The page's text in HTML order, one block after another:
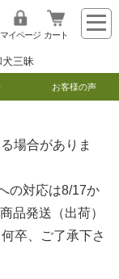
犬三昧
マイページ カート
お客様の声
場合がありま
の対応は8/17か
品発送（出荷）
卒、ご了承下さ